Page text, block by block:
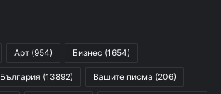
Арт (954) Бизнес (1654)
България (13892) Вашите писма (206)